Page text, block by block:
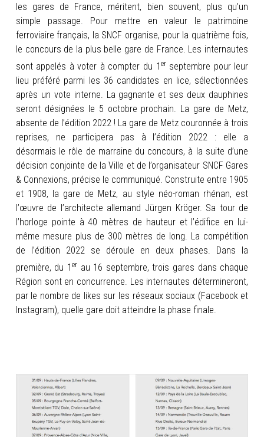
les gares de France, méritent, bien souvent, plus qu’un
simple passage. Pour mettre en valeur le patrimoine
ferroviaire français, la SNCF organise, pour la quatrième fois,
le concours de la plus belle gare de France. Les internautes
sont appelés à voter à compter du 1 erseptembre pour leur
lieu préféré parmi les 36 candidates en lice, sélectionnées
après un vote interne. La gagnante et ses deux dauphines
seront désignées le 5 octobre prochain. La gare de Metz,
absente de l’édition 2022 ! La gare de Metz couronnée à trois
reprises, ne participera pas à l’édition 2022 : elle a
désormais le rôle de marraine du concours, à la suite d’une
décision conjointe de la Ville et de l’organisateur SNCF Gares
& Connexions, précise le communiqué. Construite entre 1905
et 1908, la gare de Metz, au style néo-roman rhénan, est
l’œuvre de l’architecte allemand Jürgen Kröger. Sa tour de
l’horloge pointe à 40 mètres de hauteur et l’édifice en lui-
même mesure plus de 300 mètres de long. La compétition
de l’édition 2022 se déroule en deux phases. Dans la
première, du 1er au 16 septembre, trois gares dans chaque
Région sont en concurrence. Les internautes détermineront,
par le nombre de likes sur les réseaux sociaux (Facebook et
Instagram), quelle gare doit atteindre la phase finale.